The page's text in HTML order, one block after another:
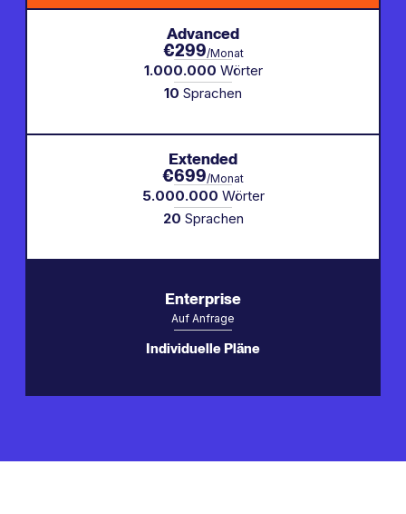
Advanced
€299/Monat
1.000.000 Wörter
10 Sprachen
Extended
€699/Monat
5.000.000 Wörter
20 Sprachen
Enterprise
Auf Anfrage
Individuelle Pläne